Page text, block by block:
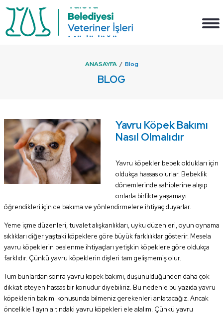
ANASAYFA Blog
BLOG
Yavru Köpek Bakımı
Nasıl Olmalıdır
Yavru köpekler bebek oldukları için
oldukça hassas olurlar. Bebeklik
dönemlerinde sahiplerine alışıp
onlarla birlikte yaşamayı
öğrendikleri için de bakıma ve yönlendirmelere ihtiyaç duyarlar.
Yeme içme düzenleri, tuvalet alışkanlıkları, uyku düzenleri, oyun oynama
sıklıkları diğer yaştaki köpeklere göre büyük farklılıklar gösterir. Mesela
yavru köpeklerin beslenme ihtiyaçları yetişkin köpeklere göre oldukça
farklıdır. Çünkü yavru köpeklerin dişleri tam gelişmemiş olur.
Tüm bunlardan sonra yavru köpek bakımı, düşünüldüğünden daha çok
dikkat isteyen hassas bir konudur diyebiliriz. Bu nedenle bu yazıda yavru
köpeklerin bakımı konusunda bilmeniz gerekenleri anlatacağız. Ancak
öncelikle 1 ayın altındaki yavru köpekleri ele alalım. Çünkü yavru